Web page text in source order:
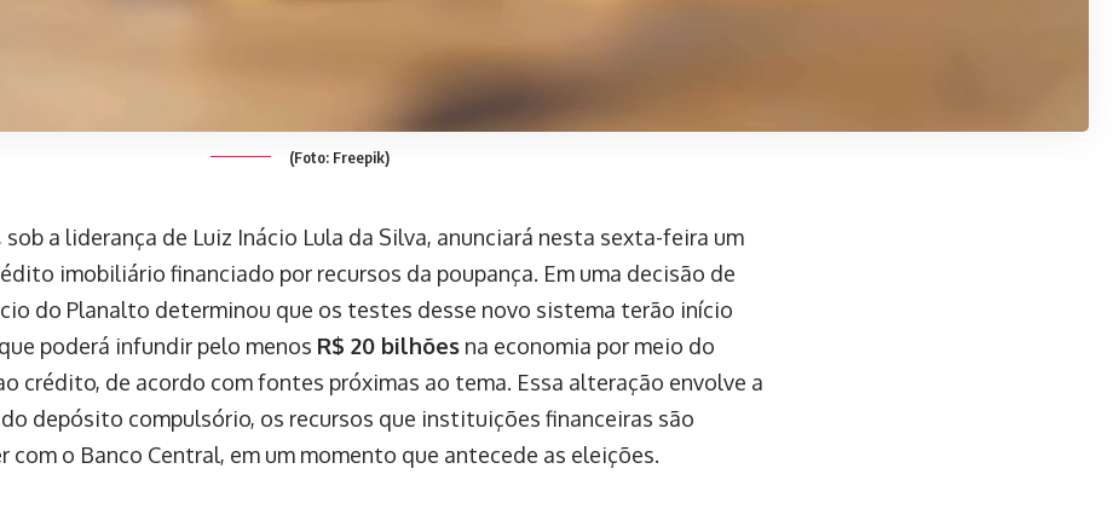
(Foto: Freepik)
a liderança de Luiz Inácio Lula da Silva, anunciará nesta sexta-feira um
imobiliário financiado por recursos da poupança. Em uma decisão de
do Planalto determinou que os testes desse novo sistema terão início
poderá infundir pelo menos R$ 20 bilhões na economia por meio do
crédito, de acordo com fontes próximas ao tema. Essa alteração envolve a
depósito compulsório, os recursos que instituições financeiras são
com o Banco Central, em um momento que antecede as eleições.